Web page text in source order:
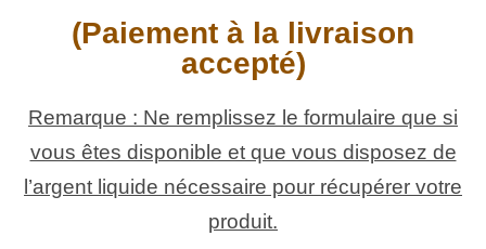
(Paiement à la livraison
accepté)
Remarque : Ne remplissez le formulaire que si
vous êtes disponible et que vous disposez de
l’argent liquide nécessaire pour récupérer votre
produit.